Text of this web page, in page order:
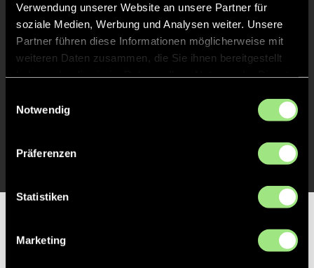
Verwendung unserer Website an unsere Partner für
soziale Medien, Werbung und Analysen weiter. Unsere
Partner führen diese Informationen möglicherweise mit
weiteren Daten zusammen, die Sie ihnen bereitgestellt
Notwendig
Präferenzen
Statistiken
Marketing
ABPFIFF 1. Halbzeit
TOR 0:1, FELDTOR